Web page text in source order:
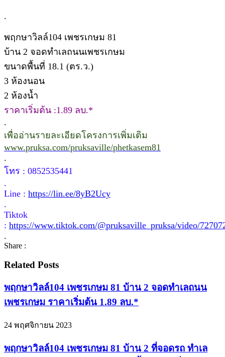
.
พฤกษาวิลล์104 เพชรเกษม 81
บ้าน 2 จอดทำเลถนนเพชรเกษม
ขนาดพื้นที่ 18.1 (ตร.ว.)
3 ห้องนอน
2 ห้องน้ำ
ราคาเริ่มต้น :1.89 ลบ.*
.
เพื่ออ่านรายละเอียดโครงการเพิ่มเติม
www.pruksa.com/pruksaville/phetkasem81
.
โทร : 0852535441
.
Line : https://lin.ee/8yB2Ucy
.
Tiktok
: https://www.tiktok.com/@pruksaville_pruksa/video/
.
Share :
Related Posts
พฤกษาวิลล์104 เพชรเกษม 81 บ้าน 2 จอดทำเลถนน
เพชรเกษม ราคาเริ่มต้น 1.89 ลบ.*
24 พฤศจิกายน 2023
พฤกษาวิลล์104 เพชรเกษม 81 บ้าน 2 ที่จอดรถ ทำเล